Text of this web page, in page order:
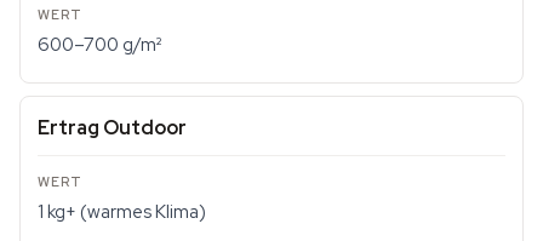
600–700 g/m²
Ertrag Outdoor
1 kg+ (warmes Klima)